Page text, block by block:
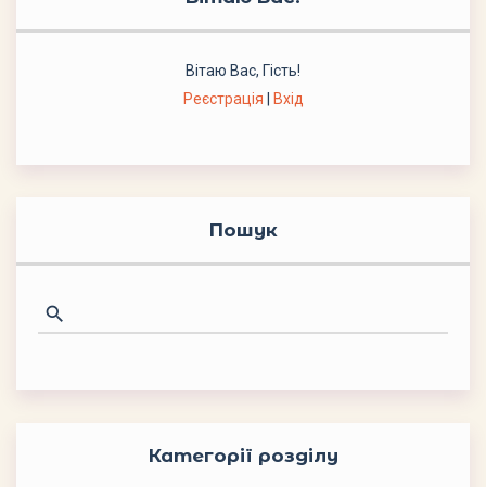
Вітаю Вас, Гість!
Реєстрація
Вхід
Пошук
Категорії розділу